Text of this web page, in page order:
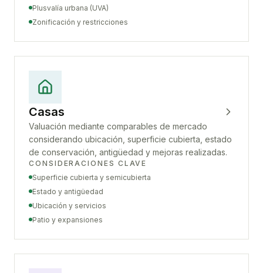
Plusvalía urbana (UVA)
Zonificación y restricciones
Casas
Valuación mediante comparables de mercado
considerando ubicación, superficie cubierta, estado
de conservación, antigüedad y mejoras realizadas.
CONSIDERACIONES CLAVE
Superficie cubierta y semicubierta
Estado y antigüedad
Ubicación y servicios
Patio y expansiones